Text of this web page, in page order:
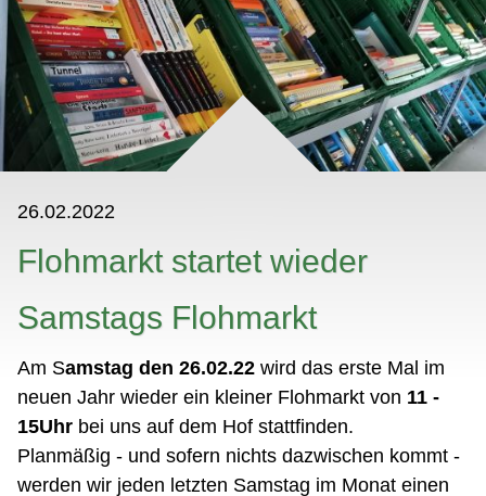
26.02.2022
Flohmarkt startet wieder
Samstags Flohmarkt
Am Samstag den 26.02.22 wird das erste Mal im
neuen Jahr wieder ein kleiner Flohmarkt von 11 -
15Uhr bei uns auf dem Hof stattfinden.
Planmäßig - und sofern nichts dazwischen kommt -
werden wir jeden letzten Samstag im Monat einen